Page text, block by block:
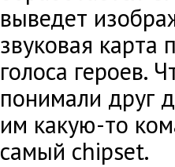
выведет
звуковая карта
голоса героев.
понимали друг
им какую-то
самый chipset.